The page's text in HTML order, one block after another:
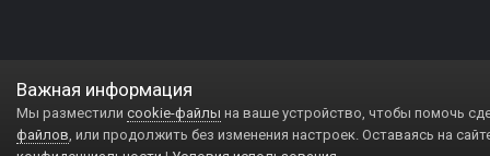
Важная информация
Мы разместили cookie-файлы на ваше устройство, чтобы помочь
файлов, или продолжить без изменения настроек. Оставаясь на